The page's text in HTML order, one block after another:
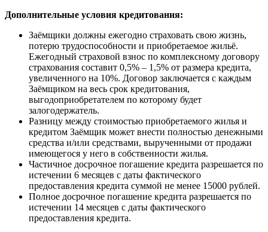
Дополнительные условия кредитования:
Заёмщики должны ежегодно страховать свою жизнь,
потерю трудоспособности и приобретаемое жильё.
Ежегодный страховой взнос по комплексному договору
страхования составит 0,5% – 1,5% от размера кредита,
увеличенного на 10%. Договор заключается с каждым
Заёмщиком на весь срок кредитования,
выгодоприобретателем по которому будет
залогодержатель.
Разницу между стоимостью приобретаемого жилья и
кредитом Заёмщик может внести полностью денежными
средства и/или средствами, вырученными от продажи
имеющегося у него в собственности жилья.
Частичное досрочное погашение кредита разрешается по
истечении 6 месяцев с даты фактического
предоставления кредита суммой не менее 15000 рублей.
Полное досрочное погашение кредита разрешается по
истечении 14 месяцев с даты фактического
предоставления кредита.